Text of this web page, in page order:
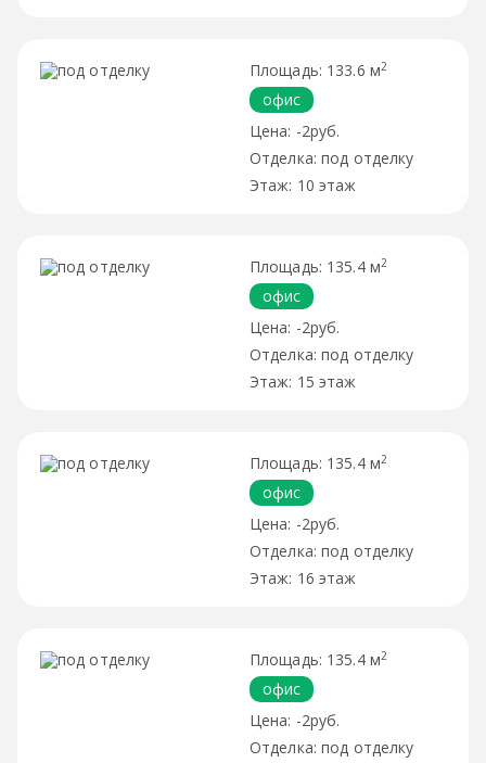
133.6 м2
офис
-2руб.
под отделку
10 этаж
135.4 м2
офис
-2руб.
под отделку
15 этаж
135.4 м2
офис
-2руб.
под отделку
16 этаж
135.4 м2
офис
-2руб.
под отделку